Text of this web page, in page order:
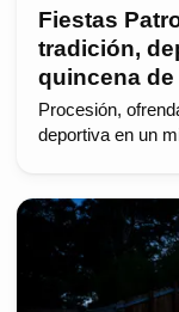
Fiestas
tradición,
quincena
Procesión,
deportiva en un